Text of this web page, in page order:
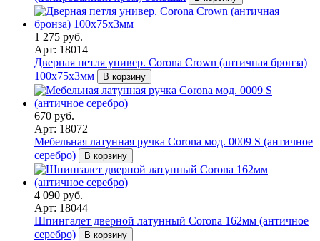
1 275 руб.
Арт: 18014
Дверная петля универ. Corona Crown (античная бронза)
100x75x3мм
В корзину
670 руб.
Арт: 18072
Мебельная латунная ручка Corona мод. 0009 S (античное
серебро)
В корзину
4 090 руб.
Арт: 18044
Шпингалет дверной латунный Corona 162мм (античное
серебро)
В корзину